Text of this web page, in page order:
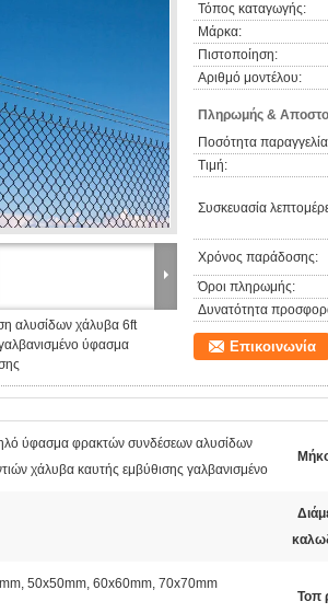
αλυσίδων χάλυβα 6ft
ύφασμα
Τόπος καταγωγής:
Μάρκα:
Πιστοποίηση:
Αριθμό μοντέλου:
Πληρωμής &
Ποσότητα
Τιμή:
Συσκευασία
Χρόνος παράδοσης:
Όροι πληρωμής:
Δυνατότητα
Επικοινωνία
ύφασμα φρακτών συνδέσεων αλυσίδων
χάλυβα καυτής εμβύθισης γαλβανισμένο
50x50mm, 60x60mm, 70x70mm
Τοπ